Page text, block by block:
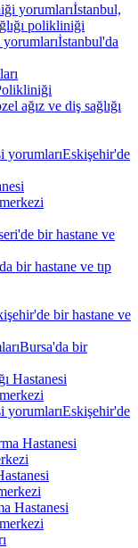
yorumlarıİstanbul,
polikliniği
İstanbul'da
ağız ve diş sağlığı
yorumlarıEskişehir'de
bir hastane ve
bir hastane ve tıp
bir hastane ve
Bursa'da bir
Hastanesi
yorumlarıEskişehir'de
Hastanesi
Hastanesi